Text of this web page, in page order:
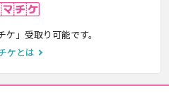
」受取り可能です。
ケとは